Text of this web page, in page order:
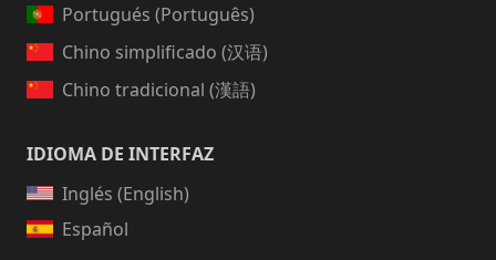
Portugués (Português)
Chino simplificado (汉语)
Chino tradicional (漢語)
IDIOMA DE INTERFAZ
Inglés (English)
Español